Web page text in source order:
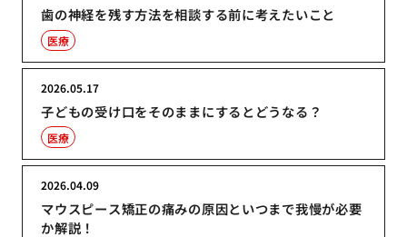
歯の神経を残す方法を相談する前に考えたいこと
医療
子どもの受け口をそのままにするとどうなる？
2026.05.17
医療
マウスピース矯正の痛みの原因といつまで我慢が必要
か解説！
2026.04.09